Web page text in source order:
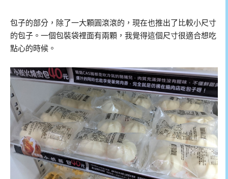
包子的部分，除了一大顆圓滾滾的，現在也推出了比較小尺寸
的包子。一個包裝袋裡面有兩顆，我覺得這個尺寸很適合想吃
點心的時候。